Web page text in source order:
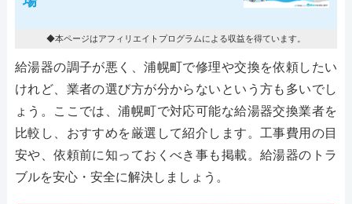
◆本ページはアフィリエイトプログラムによる収益を得ています。
給湯器の調子が悪く、浦幌町で修理や交換を依頼したい
けれど、業者の選び方が分からないという方も多いでし
ょう。ここでは、浦幌町で対応可能な給湯器交換業者を
比較し、おすすめを厳選して紹介します。工事費用の目
安や、依頼前に知っておくべき事も掲載。給湯器のトラ
ブルを安心・安全に解決しましょう。